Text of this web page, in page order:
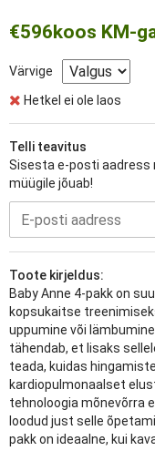
€596koos KM-
Värvige
Hetkel ei ole laos
Telli teavitus
Sisesta e-posti aadress
müügile jõuab!
Toote kirjeldus:
Baby Anne 4-pakk on
kopsukaitse
uppumine või
tähendab, et lisaks
teada, kuidas
kardiopulmonaalset
tehnoloogia mõnevõrra
loodud just selle
pakk on ideaalne, kui